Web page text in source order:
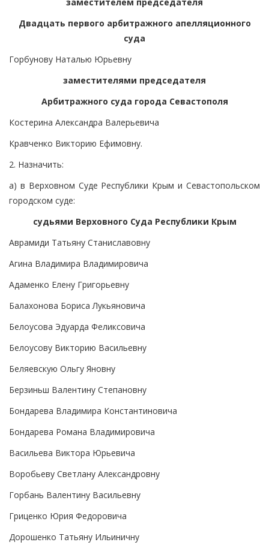
Двадцать первого арбитражного апелляционного
суда
Горбунову Наталью Юрьевну
заместителями председателя
Арбитражного суда города Севастополя
Костерина Александра Валерьевича
Кравченко Викторию Ефимовну.
2. Назначить:
а) в Верховном Суде Республики Крым и Севастопольском
городском суде:
судьями Верховного Суда Республики Крым
Аврамиди Татьяну Станиславовну
Агина Владимира Владимировича
Адаменко Елену Григорьевну
Балахонова Бориса Лукьяновича
Белоусова Эдуарда Феликсовича
Белоусову Викторию Васильевну
Беляевскую Ольгу Яновну
Берзиньш Валентину Степановну
Бондарева Владимира Константиновича
Бондарева Романа Владимировича
Васильева Виктора Юрьевича
Воробьеву Светлану Александровну
Горбань Валентину Васильевну
Гриценко Юрия Федоровича
Дорошенко Татьяну Ильиничну